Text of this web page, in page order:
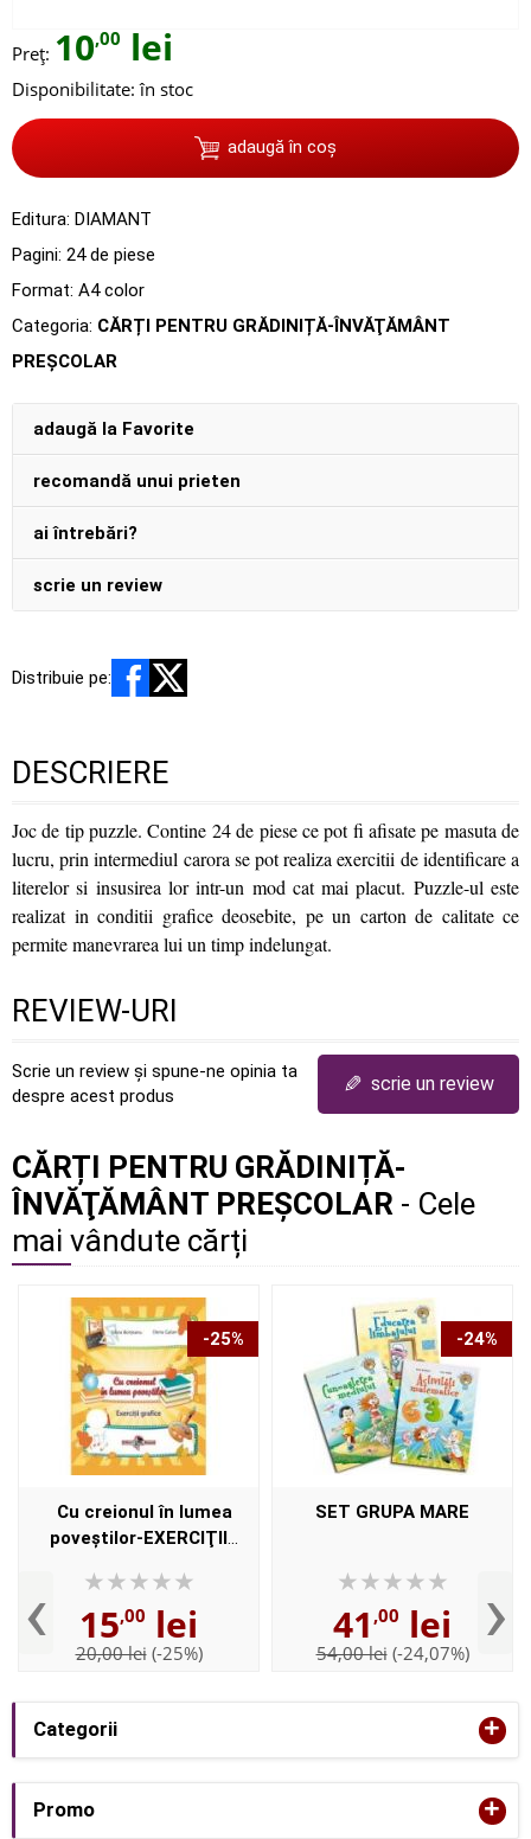
Categorii +
Promo +
Preț: 10,00 lei
Disponibilitate: în stoc
adaugă în coș
Editura: DIAMANT
Pagini: 24 de piese
Format: A4 color
Categoria: CĂRȚI PENTRU GRĂDINIȚĂ-ÎNVĂŢĂMÂNT
PREŞCOLAR
adaugă la Favorite
recomandă unui prieten
ai întrebări?
scrie un review
Distribuie pe:
DESCRIERE
Joc de tip puzzle. Contine 24 de piese ce pot fi afisate pe masuta de
lucru, prin intermediul carora se pot realiza exercitii de identificare a
literelor si insusirea lor intr-un mod cat mai placut. Puzzle-ul este
realizat in conditii grafice deosebite, pe un carton de calitate ce
permite manevrarea lui un timp indelungat.
REVIEW-URI
Scrie un review și spune-ne opinia ta
despre acest produs
✎ scrie un review
CĂRȚI PENTRU GRĂDINIȚĂ-
ÎNVĂŢĂMÂNT PREŞCOLAR - Cele
mai vândute cărți
‹
-25%
Cu creionul în lumea
poveştilor-EXERCIŢII
15,00 lei
20,00 lei (-25%)
-24%
SET GRUPA MARE
41 ,00 lei
54,00 lei (-24,07%) ›